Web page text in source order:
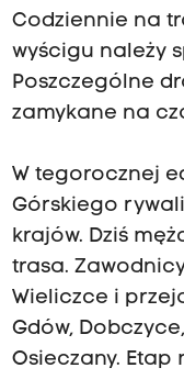
Codziennie na
wyścigu należy
Poszczególne
zamykane na
W tegorocznej
Górskiego
krajów. Dziś
trasa.
Wieliczce i
Gdów,
Osieczany. Etap